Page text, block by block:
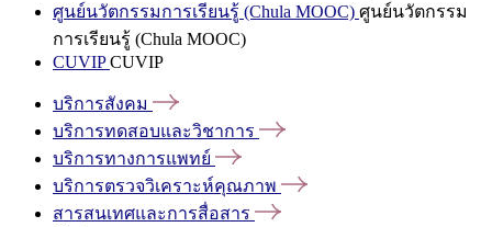
ศูนย์นวัตกรรมการเรียนรู้ (Chula MOOC) ศูนย์นวัตกรรม
การเรียนรู้ (Chula MOOC)
CUVIPCUVIP
บริการสังคม
บริการทดสอบและวิชาการ
บริการทางการแพทย์
บริการตรวจวิเคราะห์คุณภาพ
สารสนเทศและการสื่อสาร